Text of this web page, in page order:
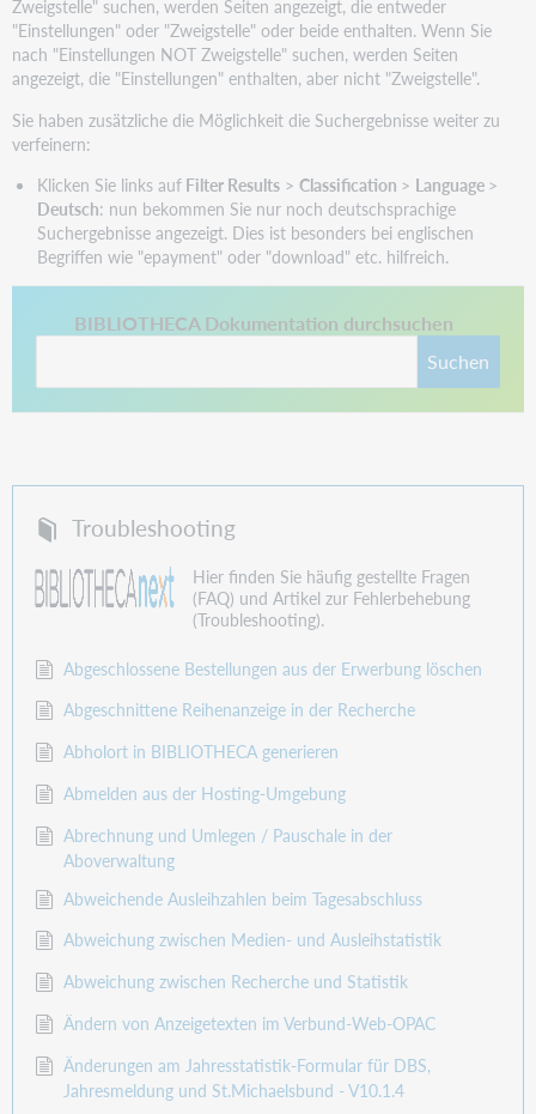
Zweigstelle" suchen, werden Seiten angezeigt, die entweder
"Einstellungen" oder "Zweigstelle" oder beide enthalten. Wenn Sie
nach "Einstellungen NOT Zweigstelle" suchen, werden Seiten
angezeigt, die "Einstellungen" enthalten, aber nicht "Zweigstelle".
Sie haben zusätzliche die Möglichkeit die Suchergebnisse weiter zu
verfeinern:
Klicken Sie links aufFilter Results> Classification > Language >
Deutsch: nun bekommen Sie nur noch deutschsprachige
Suchergebnisse angezeigt. Dies ist besonders bei englischen
Begriffen wie "epayment" oder "download" etc. hilfreich.
BIBLIOTHECA Dokumentation durchsuchen
Suchen
This link opens in a new tab.
Troubleshooting
Hier finden Sie häufig gestellte Fragen
(FAQ) und Artikel zur Fehlerbehebung
(Troubleshooting).
Abgeschlossene Bestellungen aus der Erwerbung löschen
Abgeschnittene Reihenanzeige in der Recherche
Abholort in BIBLIOTHECA generieren
Abmelden aus der Hosting-Umgebung
Abrechnung und Umlegen / Pauschale in der
Aboverwaltung
Abweichende Ausleihzahlen beim Tagesabschluss
Abweichung zwischen Medien- und Ausleihstatistik
Abweichung zwischen Recherche und Statistik
Ändern von Anzeigetexten im Verbund-Web-OPAC
Änderungen am Jahresstatistik-Formular für DBS,
Jahresmeldung und St.Michaelsbund - V10.1.4